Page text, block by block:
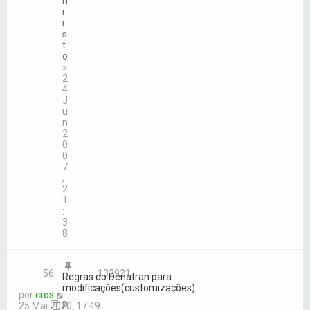
r
i
s
t
o
»
2
4
J
u
n
2
0
0
7
,
2
1
:
3
8
Regras do Denatran para
modificações(customizações)
p
56
132921
porcros
25 Mai 2020, 17:49